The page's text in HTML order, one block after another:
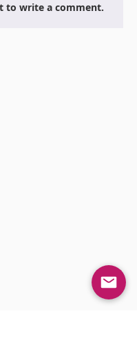
to write a comment.